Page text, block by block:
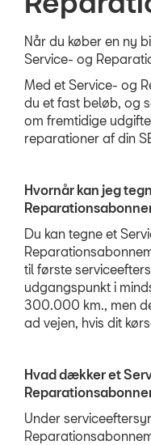
Når du køber en ny
Service- og
Med et Service- og
du et fast beløb, og
om fremtidige
reparationer af din
Hvornår kan jeg
Du kan tegne et
til første
udgangspunkt i
300.000 km., men
ad vejen, hvis dit
Hvad dækker et
Under